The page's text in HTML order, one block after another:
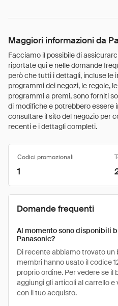
Maggiori informazioni da
Facciamo il possibile di
riportate qui e nelle domande
però che tutti i dettagli, incluse le
programmi dei negozi, le regole,
programmi a premi, sono forniti
di modifiche e potrebbero essere
consultare il sito del negozio per
recenti e i dettagli completi.
Codici promozionali
1
Domande frequenti
Al momento sono disponibili
Panasonic?
Di recente abbiamo trovato un
membri hanno usato il codice
proprio ordine. Per vedere se il
aggiungi gli articoli al carrello
con il tuo acquisto.